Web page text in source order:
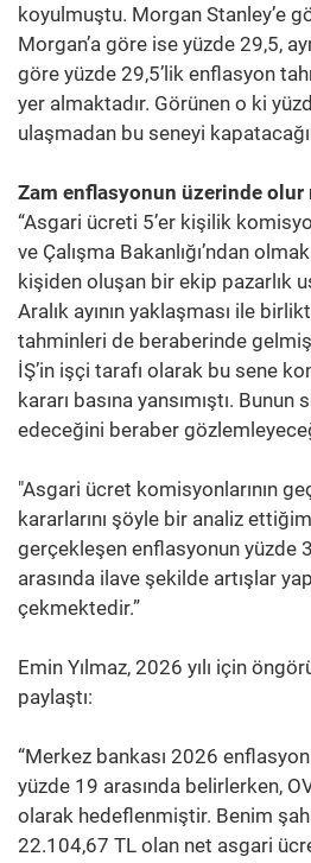
koyulmuştu. Morgan Stanley’e
Morgan’a göre ise yüzde 29,5,
göre yüzde 29,5’lik enflasyon
yer almaktadır. Görünen o ki
ulaşmadan bu seneyi
Zam enflasyonun üzerinde olur
“Asgari ücreti 5’er kişilik
ve Çalışma Bakanlığı’ndan
kişiden oluşan bir ekip pazarlık
Aralık ayının yaklaşması ile
tahminleri de beraberinde
İŞ’in işçi tarafı olarak bu sene
kararı basına yansımıştı. Bunun
edeceğini beraber
"Asgari ücret komisyonlarının
kararlarını şöyle bir analiz
gerçekleşen enflasyonun yüzde
arasında ilave şekilde artışlar
çekmektedir.”
Emin Yılmaz, 2026 yılı için
paylaştı:
“Merkez bankası 2026
yüzde 19 arasında belirlerken,
olarak hedeflenmiştir. Benim
22.104,67 TL olan net asgari